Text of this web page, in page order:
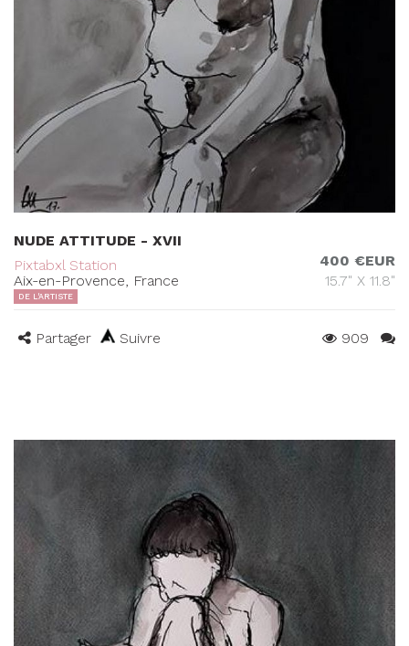
NUDE ATTITUDE - XVII
Pixtabxl Station
Aix-en-Provence, France
400 €EUR
15.7" X 11.8"
DE L'ARTISTE
Partager Suivre 909